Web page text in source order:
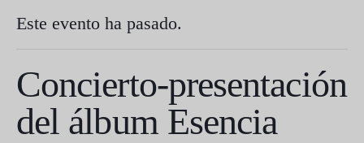
Este evento ha pasado.
Concierto-presentación
del álbum Esencia